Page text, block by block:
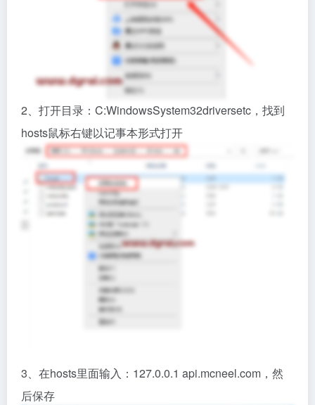
2、打开目录：C:WindowsSystem32driversetc，找到
hosts鼠标右键以记事本形式打开
3、在hosts里面输入：127.0.0.1 api.mcneel.com，然
后保存